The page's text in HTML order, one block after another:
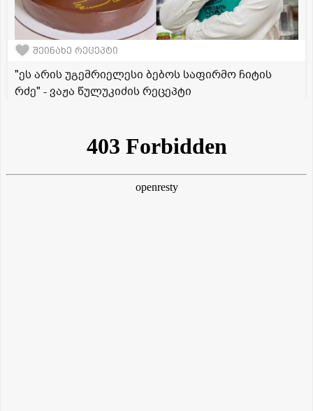
შეინახე რეცეპტი
"ეს არის უგემრიელესი ბებოს საფირმო ჩიტის
რძე" - ვაჟა წულუკიძის რეცეპტი